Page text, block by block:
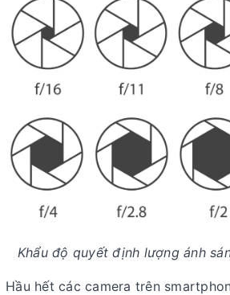
Khẩu độ quyết định lượng ánh
Hầu hết các camera trên